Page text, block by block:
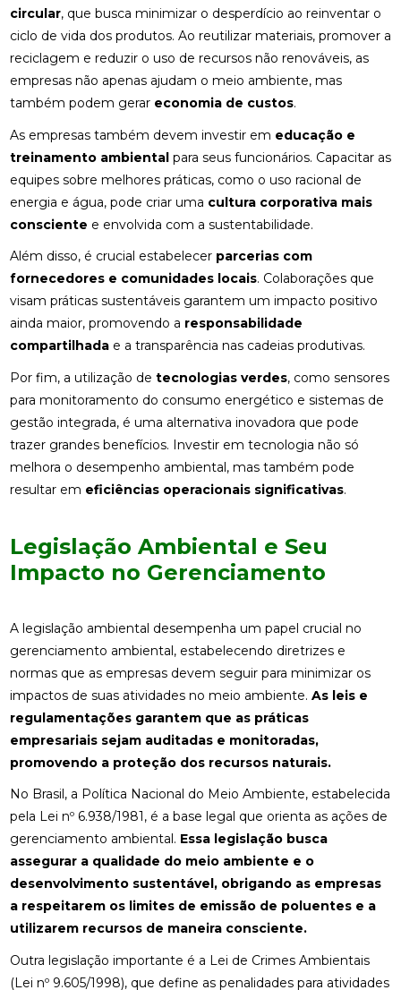
circular, que busca minimizar o desperdício ao reinventar o
ciclo de vida dos produtos. Ao reutilizar materiais, promover a
reciclagem e reduzir o uso de recursos não renováveis, as
empresas não apenas ajudam o meio ambiente, mas
também podem gerar economia de custos.
As empresas também devem investir em educação e
treinamento ambientalpara seus funcionários. Capacitar as
equipes sobre melhores práticas, como o uso racional de
energia e água, pode criar uma cultura corporativa mais
consciente e envolvida com a sustentabilidade.
Além disso, é crucial estabelecer parcerias com
fornecedores e comunidades locais. Colaborações que
visam práticas sustentáveis garantem um impacto positivo
ainda maior, promovendo a responsabilidade
compartilhadae a transparência nas cadeias produtivas.
Por fim, a utilização de tecnologias verdes, como sensores
para monitoramento do consumo energético e sistemas de
gestão integrada, é uma alternativa inovadora que pode
trazer grandes benefícios. Investir em tecnologia não só
melhora o desempenho ambiental, mas também pode
resultar em eficiências operacionais significativas.
Legislação Ambiental e Seu
Impacto no Gerenciamento
A legislação ambiental desempenha um papel crucial no
gerenciamento ambiental, estabelecendo diretrizes e
normas que as empresas devem seguir para minimizar os
impactos de suas atividades no meio ambiente. As leis e
regulamentações garantem que as práticas
empresariais sejam auditadas e monitoradas,
promovendo a proteção dos recursos naturais.
No Brasil, a Política Nacional do Meio Ambiente, estabelecida
pela Lei nº 6.938/1981, é a base legal que orienta as ações de
gerenciamento ambiental. Essa legislação busca
assegurar a qualidade do meio ambiente e o
desenvolvimento sustentável, obrigando as empresas
a respeitarem os limites de emissão de poluentes e a
utilizarem recursos de maneira consciente.
Outra legislação importante é a Lei de Crimes Ambientais
(Lei nº 9.605/1998), que define as penalidades para atividades